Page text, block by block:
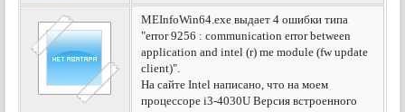
MEInfoWin64.exe выдает 4 ошибки типа
"error 9256 : communication error between
application and intel (r) me module (fw update
client)".
На сайте Intel написано, что на моем
процессоре i3-4030U Версия встроенного